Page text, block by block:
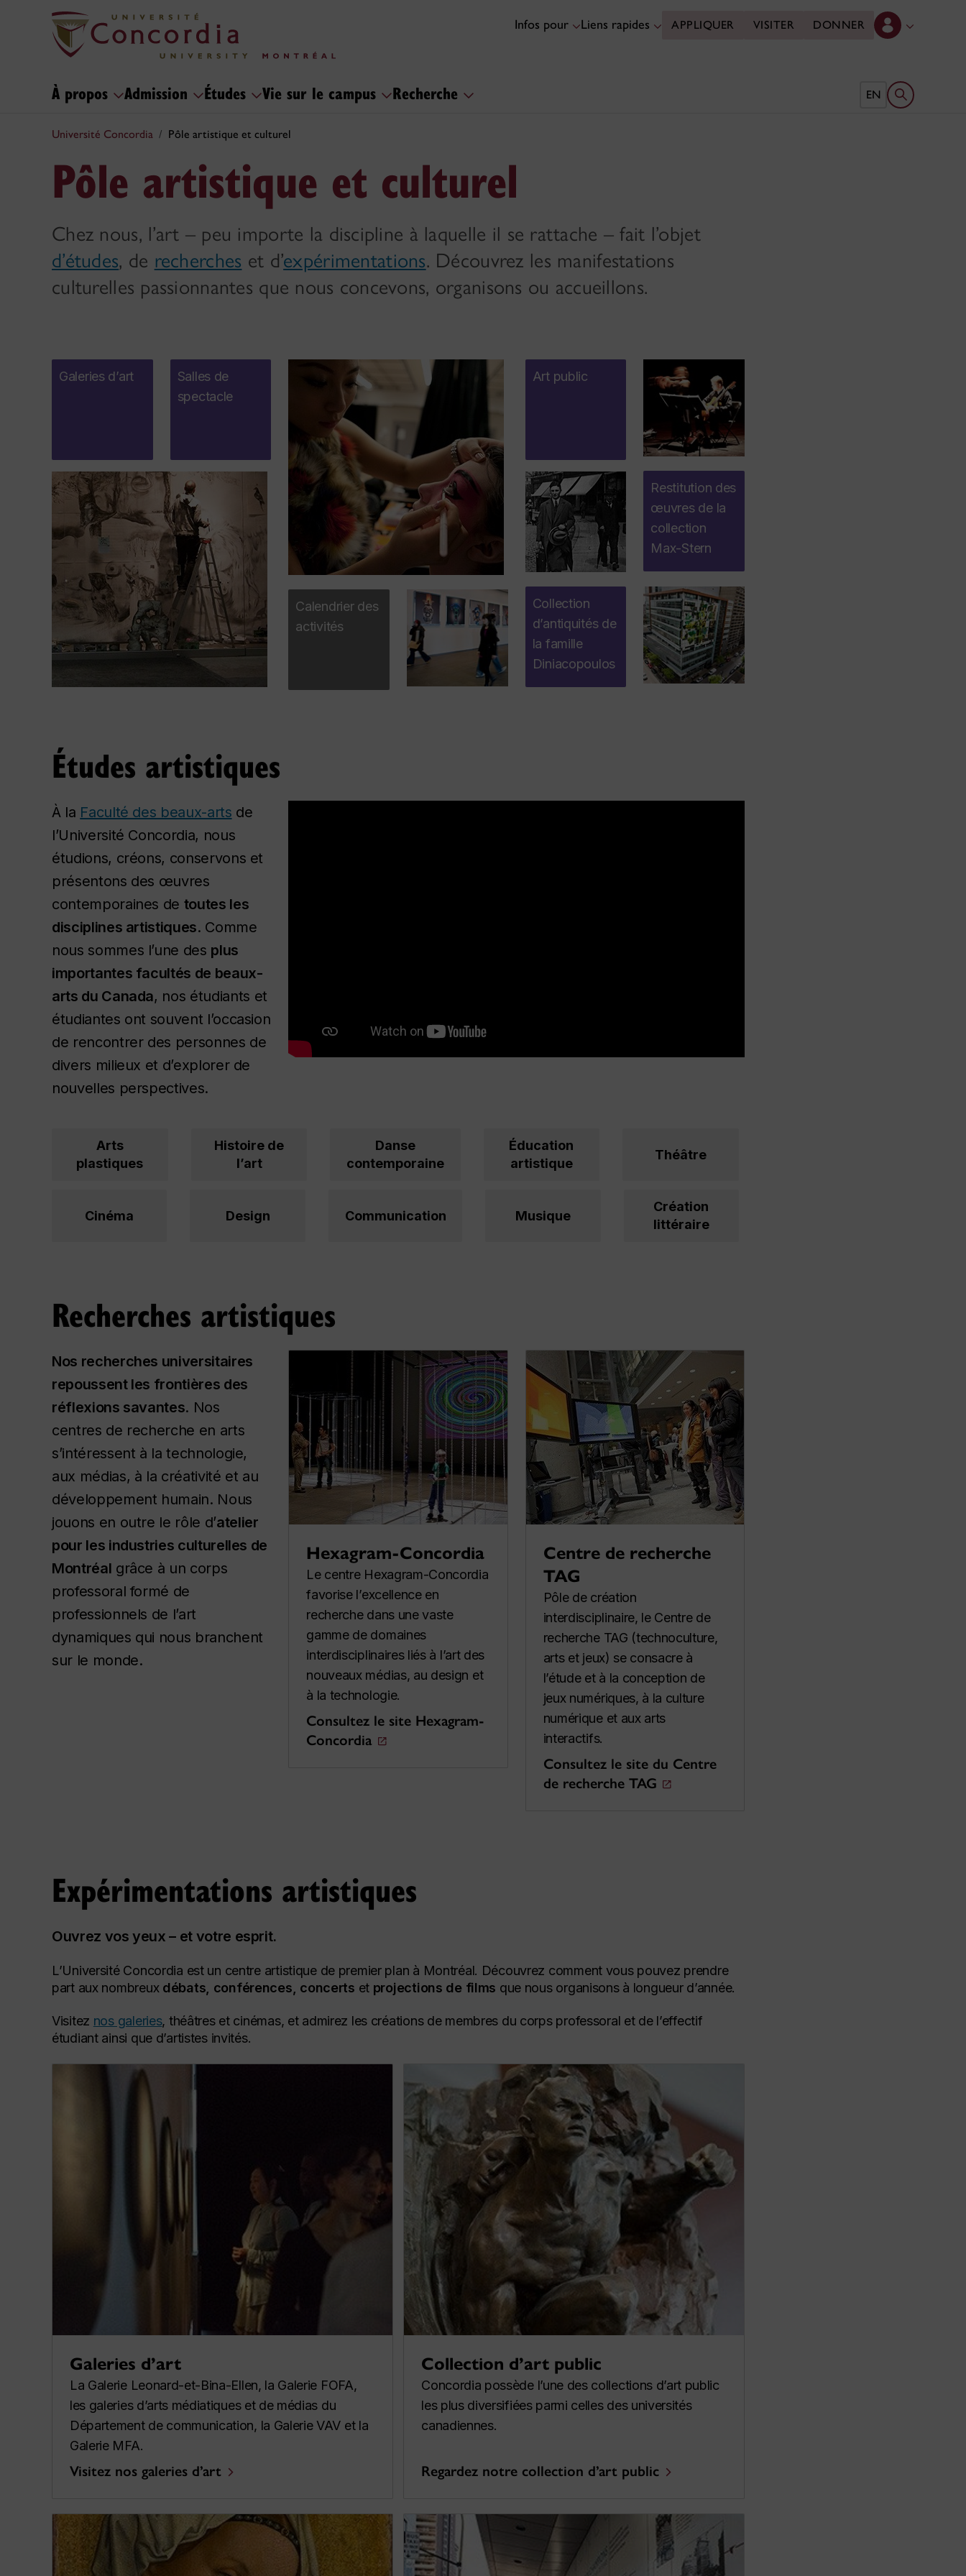
Infos pour Liens rapides APPLIQUER VISITER DONNER
À propos Admission Études Vie sur le campus Recherche EN Ouvrir le
Université Concordia Pôle artistique et culturel
Pôle artistique et culturel
Chez nous, l’art – peu importe la discipline à laquelle il se rattache – fait l’objet
d’études, de recherches et d’expérimentations. Découvrez les manifestations
culturelles passionnantes que nous concevons, organisons ou accueillons.
Galeries d’art
Salles de
spectacle
Calendrier des
activités
Art public
Restitution des
œuvres de la
collection
Max-Stern
Collection
d’antiquités de
la famille
Diniacopoulos
Études artistiques
À la Faculté des beaux-arts de
l’Université Concordia, nous
étudions, créons, conservons et
présentons des œuvres
contemporaines de toutes les
disciplines artistiques. Comme
nous sommes l’une des plus
importantes facultés de beaux-
arts du Canada, nos étudiants et
étudiantes ont souvent l’occasion
de rencontrer des personnes de
divers milieux et d’explorer de
nouvelles perspectives.
Arts
plastiques
Histoire de
l’art
Danse
contemporaine
Éducation
artistique
Théâtre
Cinéma Design Communication Musique
Création
littéraire
Recherches artistiques
Nos recherches universitaires
repoussent les frontières des
réflexions savantes. Nos
centres de recherche en arts
s’intéressent à la technologie,
aux médias, à la créativité et au
développement humain. Nous
jouons en outre le rôle d’atelier
pour les industries culturelles de
Montréal grâce à un corps
professoral formé de
professionnels de l’art
dynamiques qui nous branchent
sur le monde.
Hexagram-Concordia
Le centre Hexagram-Concordia
favorise l’excellence en
recherche dans une vaste
gamme de domaines
interdisciplinaires liés à l’art des
nouveaux médias, au design et
à la technologie.
Consultez le site Hexagram-
Concordia
Centre de recherche
TAG
Pôle de création
interdisciplinaire, le Centre de
recherche TAG (technoculture,
arts et jeux) se consacre à
l’étude et à la conception de
jeux numériques, à la culture
numérique et aux arts
interactifs.
Consultez le site du Centre
de recherche TAG
Expérimentations artistiques
Ouvrez vos yeux – et votre esprit.
L’Université Concordia est un centre artistique de premier plan à Montréal. Découvrez comment vous pouvez prendre
part aux nombreux débats, conférences, concerts et projections de films que nous organisons à longueur d’année.
Visitez nos galeries, théâtres et cinémas, et admirez les créations de membres du corps professoral et de l’effectif
étudiant ainsi que d’artistes invités.
Galeries d’art
La Galerie Leonard-et-Bina-Ellen, la Galerie FOFA,
les galeries d’arts médiatiques et de médias du
Département de communication, la Galerie VAV et la
Galerie MFA.
Visitez nos galeries d’art
Collection d’art public
Concordia possède l’une des collections d’art public
les plus diversifiées parmi celles des universités
canadiennes.
Regardez notre collection d’art public